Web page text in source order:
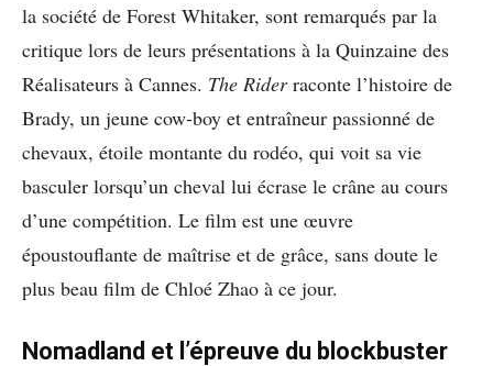
la société de Forest Whitaker, sont remarqués par la
critique lors de leurs présentations à la Quinzaine des
Réalisateurs à Cannes. The Riderraconte l’histoire de
Brady, un jeune cow-boy et entraîneur passionné de
chevaux, étoile montante du rodéo, qui voit sa vie
basculer lorsqu’un cheval lui écrase le crâne au cours
d’une compétition. Le film est une œuvre
époustouflante de maîtrise et de grâce, sans doute le
plus beau film de Chloé Zhao à ce jour.
Nomadland et l’épreuve du blockbuster